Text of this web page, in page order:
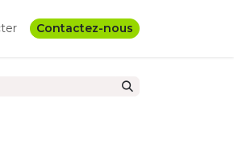
Contactez-nous